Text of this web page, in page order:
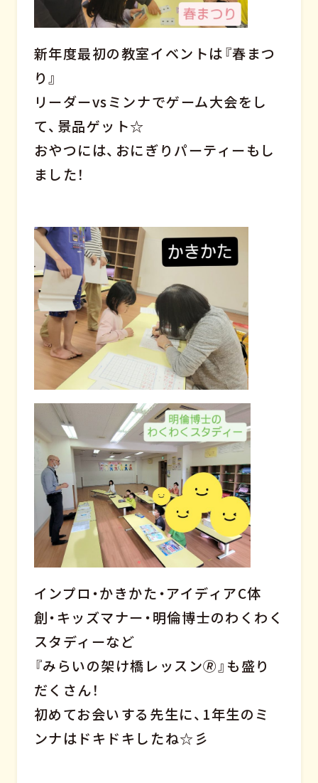
新年度最初の教室イベントは『春まつ
り』
リーダーvsミンナでゲーム大会をし
て、景品ゲット☆
おやつには、おにぎりパーティーもし
ました！
インプロ・かきかた・アイディアC体
創・キッズマナー・明倫博士のわくわく
スタディーなど
『みらいの架け橋レッスン🄬』も盛り
だくさん！
初めてお会いする先生に、1年生のミ
ンナはドキドキしたね☆彡